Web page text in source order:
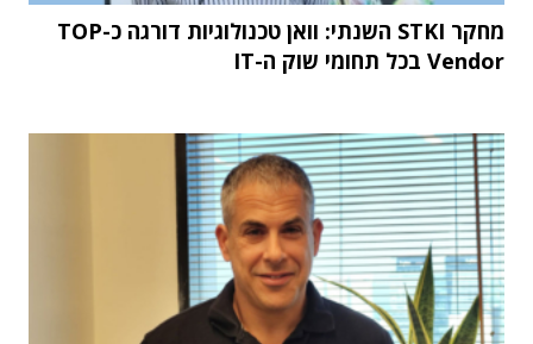
מחקר STKI השנתי: וואן טכנולוגיות דורגה כ-TOP
Vendor בכל תחומי שוק ה-IT